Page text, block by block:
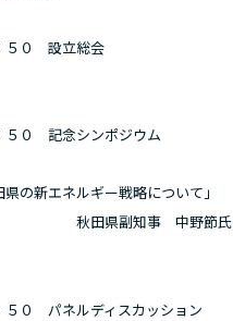
０ 設立総会
記念シンポジウム
ネルギー戦略について」
事 中野節氏
パネルディスカッション